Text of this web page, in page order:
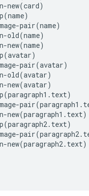
new(card)
pair(name)
old(name)
new(name)
pair(avatar)
old(avatar)
new(avatar)
new(paragraph1.text)
new(paragraph2.text)